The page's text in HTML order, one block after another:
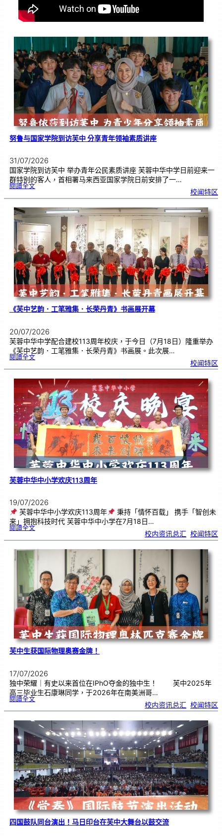
努鲁与国家学院到访芙中 分享青年领袖素质讲座
31/07/2026
国家学院到访芙中 举办青年公民素质讲座 芙蓉中华中学日前迎来一
群特别的客人，首相署马来西亚国家学院日前安排了一…
閱讀全文:努
国
学
院
到
访
中
分
享
青
年
领
袖
素
质
讲
座
校闻特区
《芙中艺韵．工笔雅集．长荣丹青》书画展开幕
20/07/2026
芙蓉中华中学配合建校113周年校庆，于今日（7月18日）隆重举办
《芙中艺韵．工笔雅集．长荣丹青》书画展。此次展…
閱讀全文:《
艺
．
工
笔
雅
．
长
荣
丹
青
》
书
画
展
开
幕
校闻特区
芙蓉中华中小学欢庆113周年
19/07/2026
芙蓉中华中小学欢庆113周年
秉持「情怀百载」 携手「智创未
来」拥抱科技时代 芙蓉中华中小学在7月18日…
閱讀全文:芙
华
小
学
欢庆
周
年
校内资讯总汇 校闻特区
芙中生获国际物理奥赛金牌！
17/07/2026
独中荣耀｜有史以来首位在IPhO夺金的独中生！ 芙中2025年
高三毕业生石康琳同学，于2026年在南美洲哥…
閱讀全文:芙
获
际
物
理
赛
金
牌
！
校内资讯总汇 校闻特区
四国鼓队同台演出！马日印台在芙中大舞台以鼓交流